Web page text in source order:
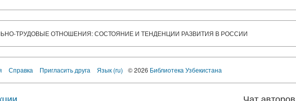
ТРУДОВЫЕ ОТНОШЕНИЯ: СОСТОЯНИЕ И ТЕНДЕНЦИИ РАЗВИТИЯ В РОССИИ
Справка Пригласить друга Язык (ru) © 2026 Библиотека Узбекистана